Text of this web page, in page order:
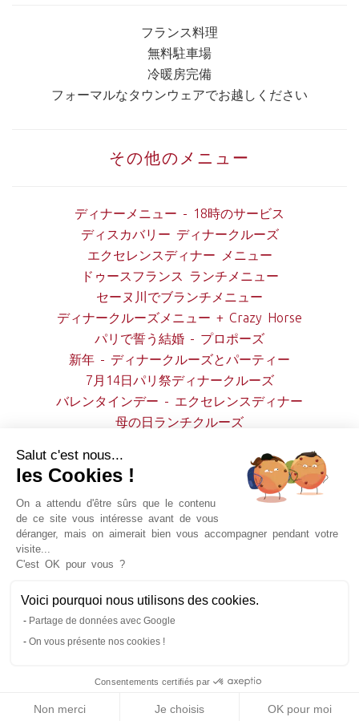
フランス料理
無料駐車場
冷暖房完備
フォーマルなタウンウェアでお越しください
その他のメニュー
ディナーメニュー - 18時のサービス
ディスカバリー ディナークルーズ
エクセレンスディナー メニュー
ドゥースフランス ランチメニュー
セーヌ川でブランチメニュー
ディナークルーズメニュー + Crazy Horse
パリで誓う結婚 - プロポーズ
新年 - ディナークルーズとパーティー
7月14日パリ祭ディナークルーズ
バレンタインデー - エクセレンスディナー
母の日ランチクルーズ
セーヌ川遊覧チケット、ディナークルーズの予約、ス
ペシャルオファー、パッケージ観光など盛りだくさ
ん！
Bateaux-Mouches© 1949-2026.All rights reserved.
販売規約 法的通知 お問い合わせ サポート＆よくあるご質問
Salut c'est nous...
les Cookies !
On a attendu d'être sûrs que le contenu
de ce site vous intéresse avant de vous
déranger, mais on aimerait bien vous accompagner pendant votre
visite...
C'est OK pour vous ?
Voici pourquoi nous utilisons des cookies.
Partage de données avec Google
On vous présente nos cookies !
Consentements certifiés par
Non merci Je choisis OK pour moi